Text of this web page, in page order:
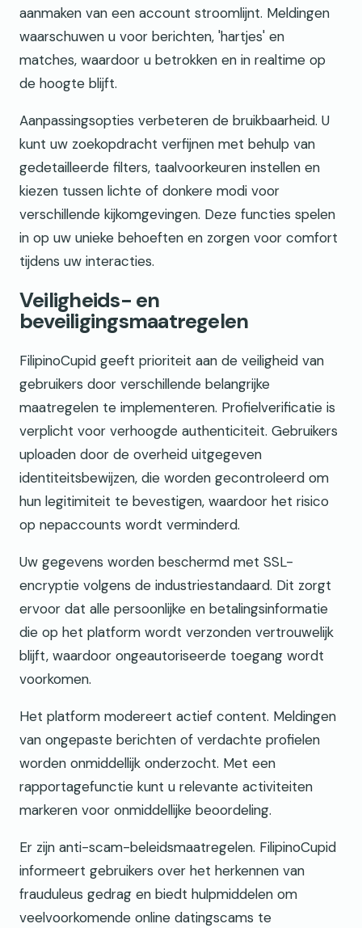
aanmaken van een account stroomlijnt. Meldingen
waarschuwen u voor berichten, 'hartjes' en
matches, waardoor u betrokken en in realtime op
de hoogte blijft.
Aanpassingsopties verbeteren de bruikbaarheid. U
kunt uw zoekopdracht verfijnen met behulp van
gedetailleerde filters, taalvoorkeuren instellen en
kiezen tussen lichte of donkere modi voor
verschillende kijkomgevingen. Deze functies spelen
in op uw unieke behoeften en zorgen voor comfort
tijdens uw interacties.
Veiligheids- en
beveiligingsmaatregelen
FilipinoCupid geeft prioriteit aan de veiligheid van
gebruikers door verschillende belangrijke
maatregelen te implementeren. Profielverificatie is
verplicht voor verhoogde authenticiteit. Gebruikers
uploaden door de overheid uitgegeven
identiteitsbewijzen, die worden gecontroleerd om
hun legitimiteit te bevestigen, waardoor het risico
op nepaccounts wordt verminderd.
Uw gegevens worden beschermd met SSL-
encryptie volgens de industriestandaard. Dit zorgt
ervoor dat alle persoonlijke en betalingsinformatie
die op het platform wordt verzonden vertrouwelijk
blijft, waardoor ongeautoriseerde toegang wordt
voorkomen.
Het platform modereert actief content. Meldingen
van ongepaste berichten of verdachte profielen
worden onmiddellijk onderzocht. Met een
rapportagefunctie kunt u relevante activiteiten
markeren voor onmiddellijke beoordeling.
Er zijn anti-scam-beleidsmaatregelen. FilipinoCupid
informeert gebruikers over het herkennen van
frauduleus gedrag en biedt hulpmiddelen om
veelvoorkomende online datingscams te